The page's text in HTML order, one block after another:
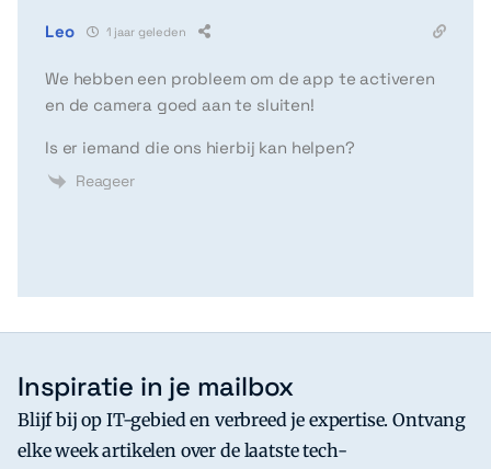
Leo 1 jaar geleden
We hebben een probleem om de app te activeren
en de camera goed aan te sluiten!
Is er iemand die ons hierbij kan helpen?
Reageer
Inspiratie in je mailbox
Blijf bij op IT-gebied en verbreed je expertise. Ontvang
elke week artikelen over de laatste tech-